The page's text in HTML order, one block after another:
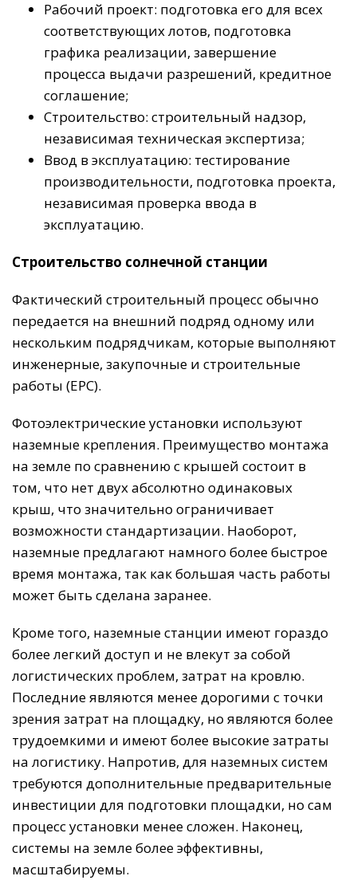
Рабочий проект: подготовка его для всех
соответствующих лотов, подготовка
графика реализации, завершение
процесса выдачи разрешений, кредитное
соглашение;
Строительство: строительный надзор,
независимая техническая экспертиза;
Ввод в эксплуатацию: тестирование
производительности, подготовка проекта,
независимая проверка ввода в
эксплуатацию.
Строительство солнечной станции
Фактический строительный процесс обычно
передается на внешний подряд одному или
нескольким подрядчикам, которые выполняют
инженерные, закупочные и строительные
работы (EPC).
Фотоэлектрические установки используют
наземные крепления. Преимущество монтажа
на земле по сравнению с крышей состоит в
том, что нет двух абсолютно одинаковых
крыш, что значительно ограничивает
возможности стандартизации. Наоборот,
наземные предлагают намного более быстрое
время монтажа, так как большая часть работы
может быть сделана заранее.
Кроме того, наземные станции имеют гораздо
более легкий доступ и не влекут за собой
логистических проблем, затрат на кровлю.
Последние являются менее дорогими с точки
зрения затрат на площадку, но являются более
трудоемкими и имеют более высокие затраты
на логистику. Напротив, для наземных систем
требуются дополнительные предварительные
инвестиции для подготовки площадки, но сам
процесс установки менее сложен. Наконец,
системы на земле более эффективны,
масштабируемы.